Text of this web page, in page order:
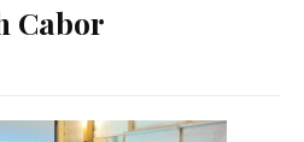
Cabor